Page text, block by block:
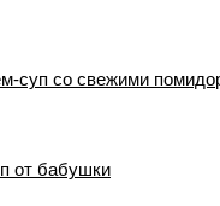
суп со свежими
от бабушки